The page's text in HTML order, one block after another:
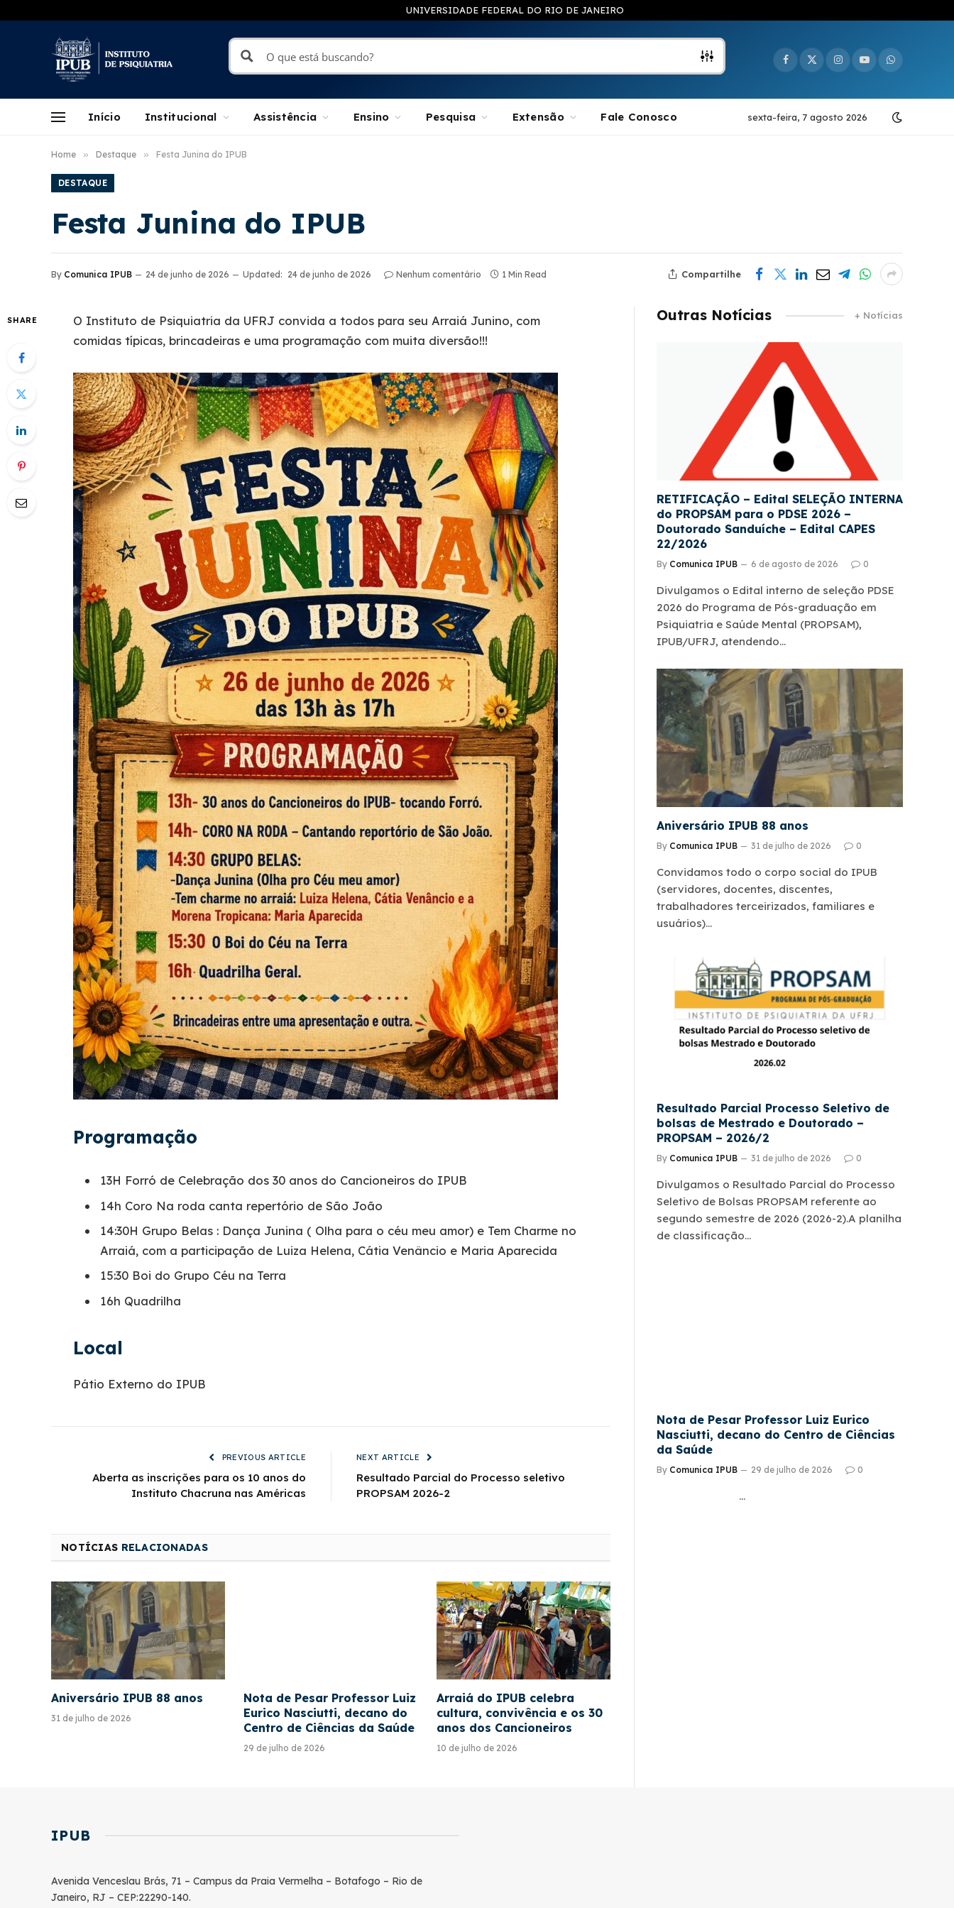
UNIVERSIDADE FEDERAL DO RIO DE JANEIRO
Facebook
X
Instagram
YouTubeWhatsApp
Início Institucional Assistência Ensino Pesquisa Extensão Fale Conosco sexta-feira, 7 agosto 2026
Home » Destaque » Festa Junina do IPUB
DESTAQUE
Festa Junina do IPUB
By Comunica IPUB 24 de junho de 2026 Updated: 24 de junho de 2026 Nenhum comentário 1 Min Read Compartilhe
SHARE
O Instituto de Psiquiatria da UFRJ convida a todos para seu Arraiá Junino, com
comidas típicas, brincadeiras e uma programação com muita diversão!!!
Programação
13H Forró de Celebração dos 30 anos do Cancioneiros do IPUB
14h Coro Na roda canta repertório de São João
14:30H Grupo Belas : Dança Junina ( Olha para o céu meu amor) e Tem Charme no
Arraiá, com a participação de Luiza Helena, Cátia Venâncio e Maria Aparecida
15:30 Boi do Grupo Céu na Terra
16h Quadrilha
Local
Pátio Externo do IPUB
PREVIOUS ARTICLE
Aberta as inscrições para os 10 anos do
Instituto Chacruna nas Américas
NEXT ARTICLE
Resultado Parcial do Processo seletivo
PROPSAM 2026-2
NOTÍCIAS RELACIONADAS
Aniversário IPUB 88 anos
31 de julho de 2026
Nota de Pesar Professor Luiz
Eurico Nasciutti, decano do
Centro de Ciências da Saúde
29 de julho de 2026
Arraiá do IPUB celebra
cultura, convivência e os 30
anos dos Cancioneiros
10 de julho de 2026
Outras Notícias + Notícias
RETIFICAÇÃO – Edital SELEÇÃO INTERNA
do PROPSAM para o PDSE 2026 –
Doutorado Sanduíche – Edital CAPES
22/2026
By Comunica IPUB 6 de agosto de 2026 0
Divulgamos o Edital interno de seleção PDSE
2026 do Programa de Pós-graduação em
Psiquiatria e Saúde Mental (PROPSAM),
IPUB/UFRJ, atendendo…
Aniversário IPUB 88 anos
By Comunica IPUB 31 de julho de 2026 0
Convidamos todo o corpo social do IPUB
(servidores, docentes, discentes,
trabalhadores terceirizados, familiares e
usuários)…
Resultado Parcial Processo Seletivo de
bolsas de Mestrado e Doutorado –
PROPSAM – 2026/2
By Comunica IPUB 31 de julho de 2026 0
Divulgamos o Resultado Parcial do Processo
Seletivo de Bolsas PROPSAM referente ao
segundo semestre de 2026 (2026-2).A planilha
de classificação…
Nota de Pesar Professor Luiz Eurico
Nasciutti, decano do Centro de Ciências
da Saúde
By Comunica IPUB 29 de julho de 2026 0
…
IPUB
Avenida Venceslau Brás, 71 – Campus da Praia Vermelha – Botafogo – Rio de
Janeiro, RJ – CEP:22290-140.